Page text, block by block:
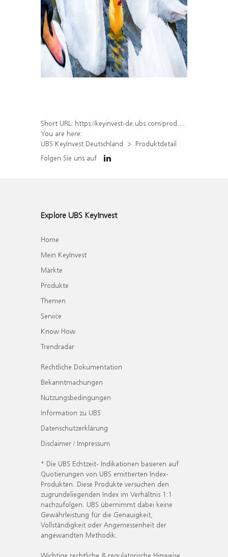
Short URL: https://keyinvest-de.ubs.com/produkt/detail/index/isin/DE000WA77C73
You are here:
UBS KeyInvest Deutschland
Produktdetail
Folgen Sie uns auf
Explore UBS KeyInvest
Home
Mein KeyInvest
Märkte
Produkte
Themen
Service
Know How
Trendradar
Rechtliche Dokumentation
Bekanntmachungen
Nutzungsbedingungen
Information zu UBS
Datenschutzerklärung
Disclaimer / Impressum
* Die UBS Echtzeit- Indikationen basieren auf
Quotierungen von UBS emittierten Index-
Produkten. Diese Produkte versuchen den
zugrundeliegenden Index im Verhältnis 1:1
nachzufolgen. UBS übernimmt dabei keine
Gewährleistung für die Genauigkeit,
Vollständigkeit oder Angemessenheit der
angewandten Methodik.